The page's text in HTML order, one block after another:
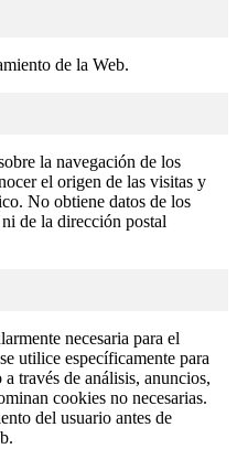
de la Web.
la navegación de los
el origen de las visitas y
No obtiene datos de los
de la dirección postal
necesaria para el
utilice específicamente para
través de análisis, anuncios,
cookies no necesarias.
del usuario antes de